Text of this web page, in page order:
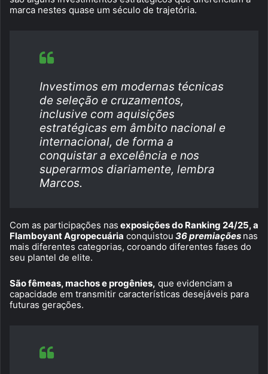
marca nestes quase um século de trajetória.
Investimos em modernas técnicas
de seleção e cruzamentos,
inclusive com aquisições
estratégicas em âmbito nacional e
internacional, de forma a
conquistar a excelência e nos
superarmos diariamente, lembra
Marcos.
Com as participações nas exposições do Ranking 24/25, a
Flamboyant Agropecuária conquistou 36 premiações nas
mais diferentes categorias, coroando diferentes fases do
seu plantel de elite.
São fêmeas, machos e progênies, que evidenciam a
capacidade em transmitir características desejáveis para
futuras gerações.